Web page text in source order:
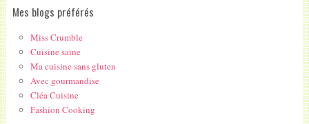
Mes blogs préférés
Miss Crumble
Cuisine saine
Ma cuisine sans gluten
Avec gourmandise
Cléa Cuisine
Fashion Cooking